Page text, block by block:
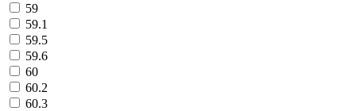
59
59.1
59.5
59.6
60
60.2
60.3